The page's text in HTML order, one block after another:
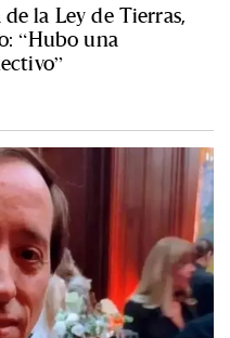
la Ley de Tierras,
“Hubo una